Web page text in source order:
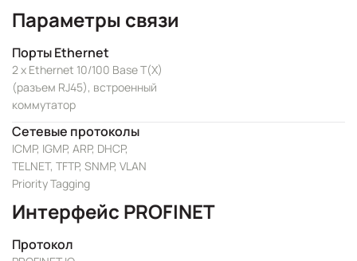
Параметры связи
Порты Ethernet
2 x Ethernet 10/100 Base T(X)
(разъем RJ45), встроенный
коммутатор
Сетевые протоколы
ICMP, IGMP, ARP, DHCP,
TELNET, TFTP, SNMP, VLAN
Priority Tagging
Интерфейс PROFINET
Протокол